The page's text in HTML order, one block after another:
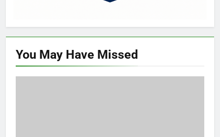
You May Have Missed